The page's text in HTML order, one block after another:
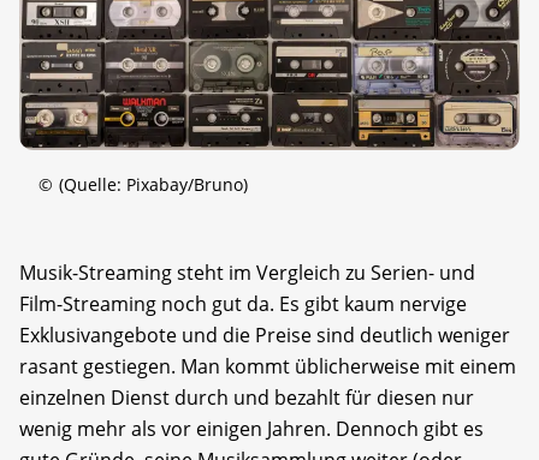
© (Quelle: Pixabay/Bruno)
Musik-Streaming steht im Vergleich zu Serien- und
Film-Streaming noch gut da. Es gibt kaum nervige
Exklusivangebote und die Preise sind deutlich weniger
rasant gestiegen. Man kommt üblicherweise mit einem
einzelnen Dienst durch und bezahlt für diesen nur
wenig mehr als vor einigen Jahren. Dennoch gibt es